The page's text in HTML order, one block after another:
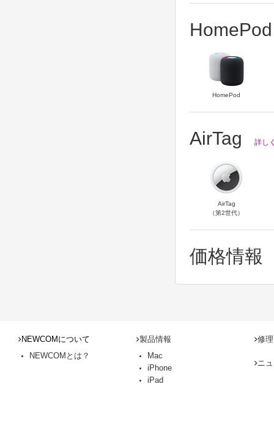
HomePod
HomePod
AirTag 詳し
AirTag
（第2世代）
価格情報
NEWCOMについて
NEWCOMとは？
製品情報
Mac
iPhone
iPad
修
ニ